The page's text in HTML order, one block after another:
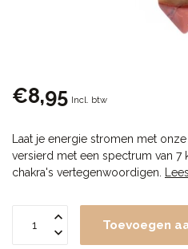
€8,95 Incl. btw
Laat je energie stromen met
versierd met een spectrum van 7
chakra's vertegenwoordigen.
Toevoegen